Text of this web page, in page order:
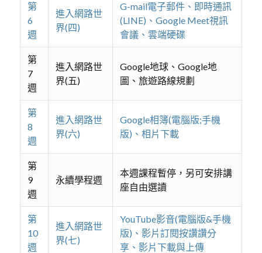
第
6
週
進入網路世
界(四)
G-mail電子郵件、即時通訊
(LINE)、Google Meet視訊
會議、雲端硬碟
第
7
週
進入網路世
界(五)
Google地球、Google地
圖、旅遊路線規劃
第
8
週
進入網路世
界(六)
Google相簿(電腦版;手機
版)、相片下載
第
9
週
永續學程週
本週課程暫停，另可安排講
座自由選讀
第
10
週
進入網路世
界(七)
YouTube影音(電腦版&手機
版)、影片訂閱按讚讚分
享、影片下載與上傳